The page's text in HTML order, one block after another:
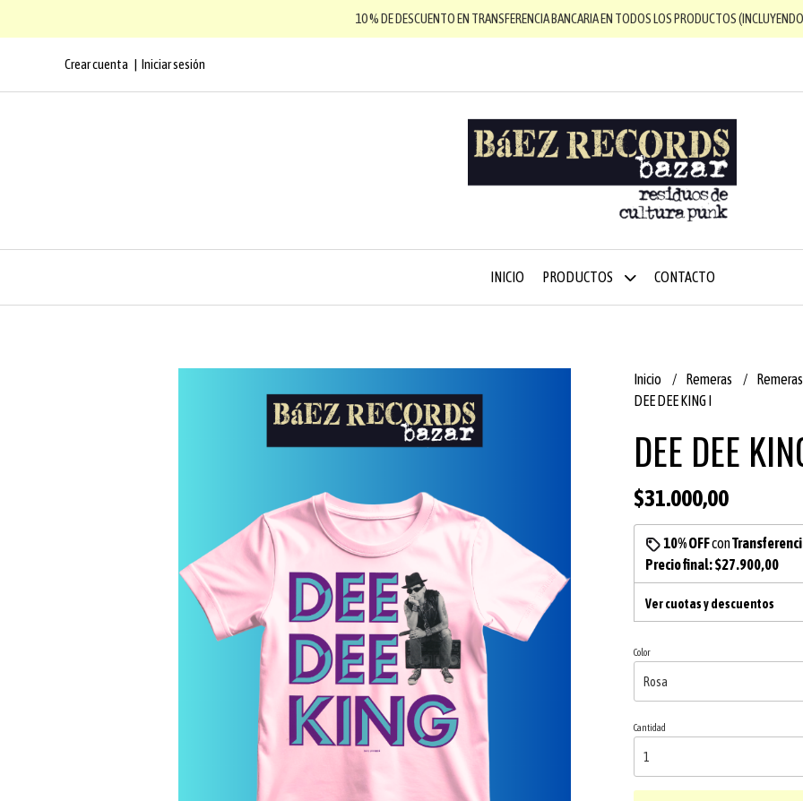
10 % DE DESCUENTO EN TRANSFERENCIA BANCARIA EN TODOS LOS PRODUCTOS
Crear cuenta Iniciar sesión
INICIO PRODUCTOS CONTACTO
Inicio Remeras
DEE DEE KING I
DEE DEE
$31.000,00
10% OFFcon
Precio final:$27.900,00
Ver cuotas y descuentos
Color
Cantidad